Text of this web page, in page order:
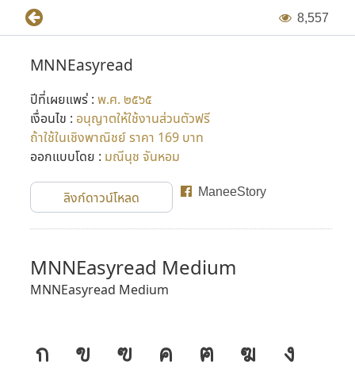
8,557
MNNEasyread
ปีที่เผยแพร่ : พ.ศ. ๒๕๖๕
เงื่อนไข : อนุญาตให้ใช้งานส่วนตัวฟรี
ถ้าใช้ในเชิงพาณิชย์ ราคา 169 บาท
ออกแบบโดย : มณีนุช จันหอม
ลิงก์ดาวน์โหลด ManeeStory
MNNEasyread Medium
MNNEasyread Medium
ก ข ฃ ค ฅ ฆ
ง